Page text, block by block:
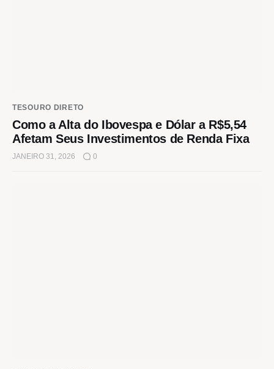
TESOURO DIRETO
Como a Alta do Ibovespa e Dólar a R$5,54
Afetam Seus Investimentos de Renda Fixa
JANEIRO 31, 2026 0